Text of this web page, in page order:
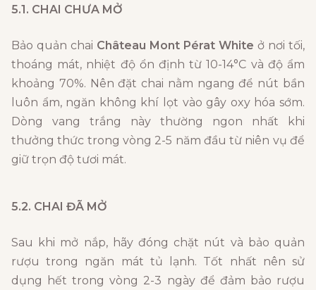
5.1. CHAI CHƯA MỞ
Bảo quản chai Château Mont Pérat White ở nơi tối,
thoáng mát, nhiệt độ ổn định từ 10-14°C và độ ẩm
khoảng 70%. Nên đặt chai nằm ngang để nút bần
luôn ẩm, ngăn không khí lọt vào gây oxy hóa sớm.
Dòng vang trắng này thường ngon nhất khi
thưởng thức trong vòng 2-5 năm đầu từ niên vụ để
giữ trọn độ tươi mát.
5.2. CHAI ĐÃ MỞ
Sau khi mở nắp, hãy đóng chặt nút và bảo quản
rượu trong ngăn mát tủ lạnh. Tốt nhất nên sử
dụng hết trong vòng 2-3 ngày để đảm bảo rượu